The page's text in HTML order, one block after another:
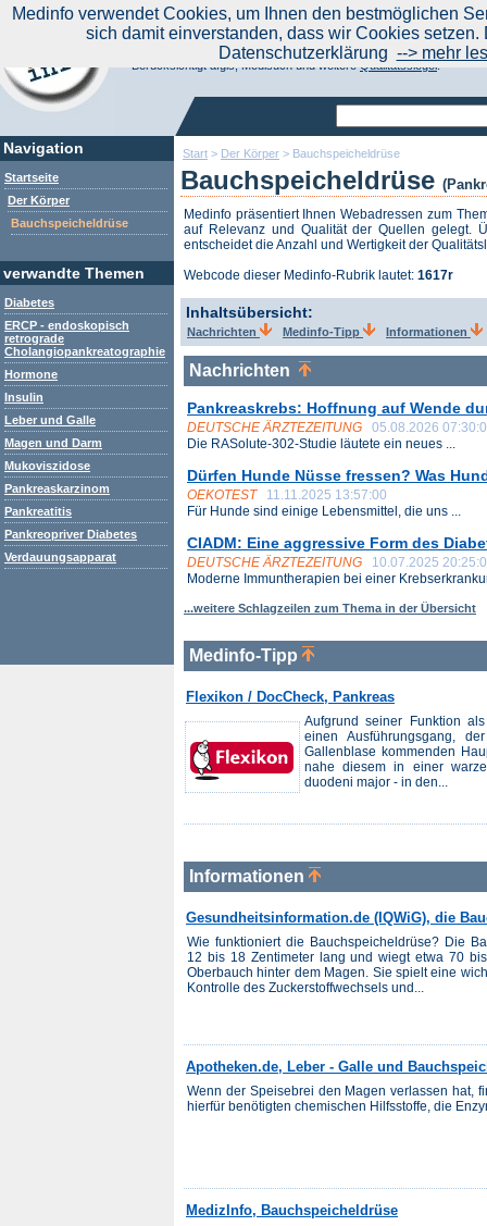
Start > Der Körper > Bauchspeicheldrüse
Bauchspeicheldrüse
Medinfo präsentiert Ihnen Webadressen zum
auf Relevanz und Qualität der Quellen gelegt.
entscheidet die Anzahl und Wertigkeit der
Webcode dieser Medinfo-Rubrik lautet: 1617r
Inhaltsübersicht:
Nachrichten Medinfo-Tipp Informationen
Nachrichten
Pankreaskrebs: Hoffnung auf Wende
DEUTSCHE ÄRZTEZEITUNG
05.08.2026
Die RASolute-302-Studie läutete ein neues ...
Dürfen Hunde Nüsse fressen? Was
OEKOTEST
11.11.2025 13:57:00
Für Hunde sind einige Lebensmittel, die uns ...
CIADM: Eine aggressive Form des
DEUTSCHE ÄRZTEZEITUNG
10.07.2025
Moderne Immuntherapien bei einer
...weitere Schlagzeilen zum Thema in der Übersicht
Medinfo-Tipp
Flexikon / DocCheck, Pankreas
Aufgrund seiner Funktion
einen Ausführungsgang,
Gallenblase kommenden
nahe diesem in einer
duodeni major - in den...
Informationen
Gesundheitsinformation.de (IQWiG), die
Wie funktioniert die Bauchspeicheldrüse? Die
12 bis 18 Zentimeter lang und wiegt etwa 70
Oberbauch hinter dem Magen. Sie spielt eine
Kontrolle des Zuckerstoffwechsels und...
Apotheken.de, Leber - Galle und
Wenn der Speisebrei den Magen verlassen hat,
hierfür benötigten chemischen Hilfsstoffe, die
MedizInfo, Bauchspeicheldrüse
Navigation
Startseite
Der Körper
Bauchspeicheldrüse
verwandte Themen
Diabetes
ERCP - endoskopisch
retrograde
Cholangiopankreatographie
Hormone
Insulin
Leber und Galle
Magen und Darm
Mukoviszidose
Pankreaskarzinom
Pankreatitis
Pankreopriver Diabetes
Verdauungsapparat
Aktuelle Nachrichten|
Suchen Sie noch oder Finden Sie schon?
Medinfo.de - Meta-Portal für Gesundheitsthemen
Berücksichtigt afgis, Medisuch und weitereQualitätssiegel.
Medinfo verwendet Cookies, um Ihnen den bestmöglichen
sich damit einverstanden, dass wir Cookies
Datenschutzerklärung --> mehr